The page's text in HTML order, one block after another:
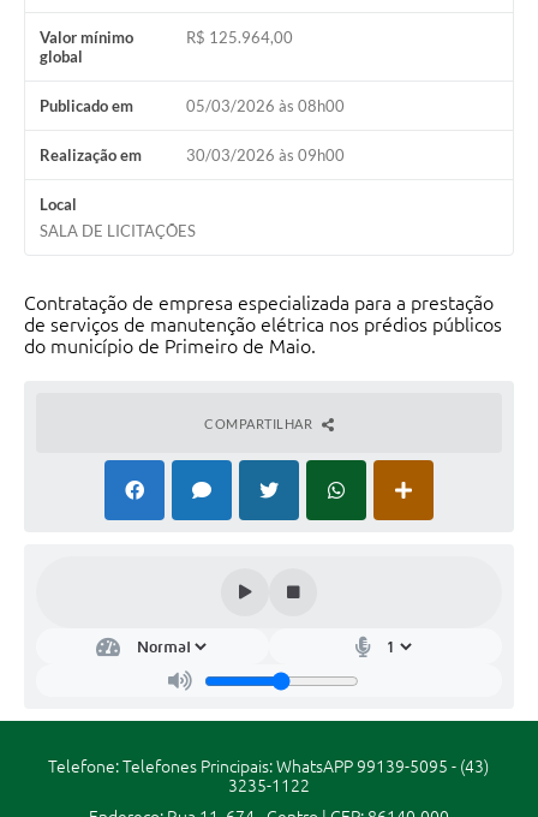
Notícias
Turismo
Obras
Projetos
CONVÊNIOS
Contas Públicas
Legislação
Editais
Telefones Úteis
Diário Oficial
Contato
Valor mínimo
global
R$ 125.964,00
Publicado em 05/03/2026 às 08h00
Realização em 30/03/2026 às 09h00
Local
SALA DE LICITAÇÕES
Contratação de empresa especializada para a prestação
de serviços de manutenção elétrica nos prédios públicos
do município de Primeiro de Maio.
COMPARTILHAR
Telefone: Telefones Principais: WhatsAPP 99139-5095 - (43)
3235-1122